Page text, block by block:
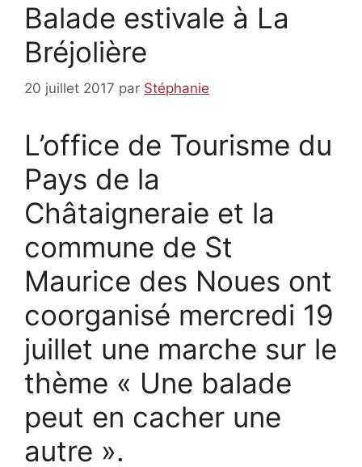
Balade estivale à La
Bréjolière
20 juillet 2017 par Stéphanie
L’office de Tourisme du
Pays de la
Châtaigneraie et la
commune de St
Maurice des Noues ont
coorganisé mercredi 19
juillet une marche sur le
thème « Une balade
peut en cacher une
autre ».